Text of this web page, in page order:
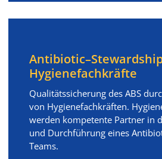
Hygienefachkräfte
Qualitätssicherung des ABS
von Hygienefachkräften.
werden kompetente Partner in
und Durchführung eines
Teams.